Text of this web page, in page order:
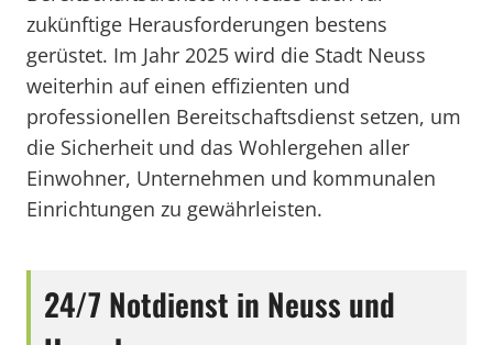
zukünftige Herausforderungen bestens
gerüstet. Im Jahr 2025 wird die Stadt Neuss
weiterhin auf einen effizienten und
professionellen Bereitschaftsdienst setzen, um
die Sicherheit und das Wohlergehen aller
Einwohner, Unternehmen und kommunalen
Einrichtungen zu gewährleisten.
24/7 Notdienst in Neuss und